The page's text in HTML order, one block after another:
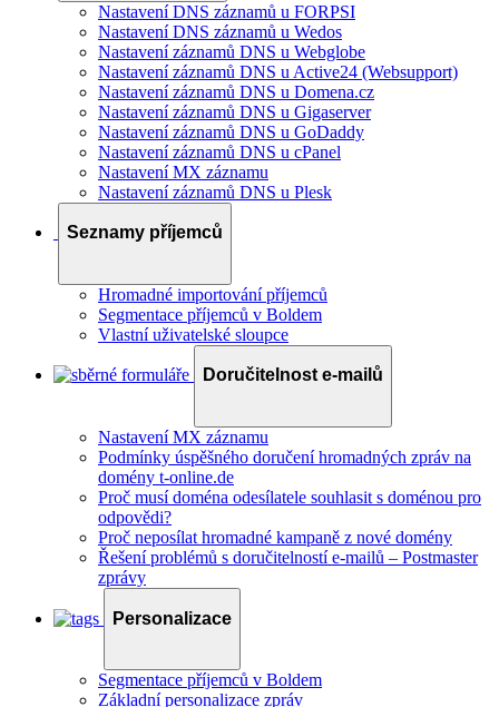
Nastavení DNS záznamů u FORPSI
Nastavení DNS záznamů u Wedos
Nastavení záznamů DNS u Webglobe
Nastavení záznamů DNS u Active24 (Websupport)
Nastavení záznamů DNS u Domena.cz
Nastavení záznamů DNS u Gigaserver
Nastavení záznamů DNS u GoDaddy
Nastavení záznamů DNS u cPanel
Nastavení MX záznamu
Nastavení záznamů DNS u Plesk
Seznamy příjemců
Hromadné importování příjemců
Segmentace příjemců v Boldem
Vlastní uživatelské sloupce
Doručitelnost e-mailů
Nastavení MX záznamu
Podmínky úspěšného doručení hromadných zpráv na
domény t-online.de
Proč musí doména odesílatele souhlasit s doménou pro
odpovědi?
Proč neposílat hromadné kampaně z nové domény
Řešení problémů s doručitelností e-mailů – Postmaster
zprávy
Personalizace
Segmentace příjemců v Boldem
Základní personalizace zpráv